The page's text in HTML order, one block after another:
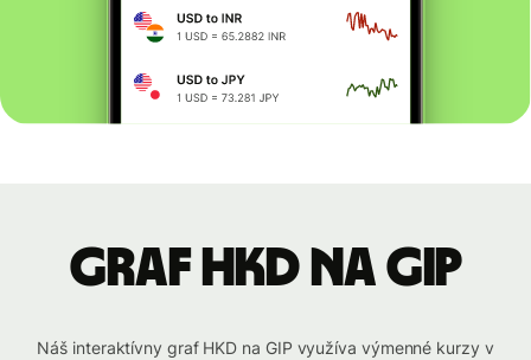
graf HKD na GIP
Náš interaktívny graf HKD na GIP využíva výmenné kurzy v